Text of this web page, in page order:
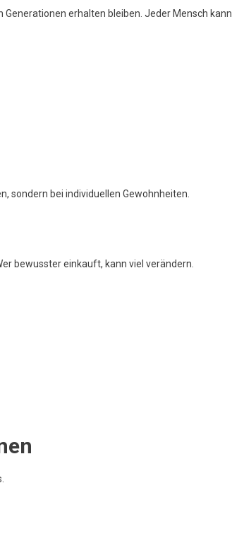
erhalten bleiben. Jeder Mensch kann
sondern bei individuellen Gewohnheiten.
bewusster einkauft, kann viel verändern.